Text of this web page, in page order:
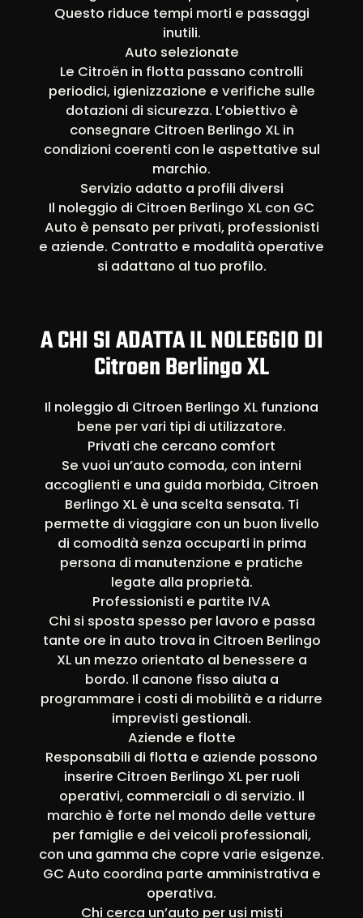
Questo riduce tempi morti e passaggi
inutili.
Auto selezionate
Le Citroën in flotta passano controlli
periodici, igienizzazione e verifiche sulle
dotazioni di sicurezza. L’obiettivo è
consegnare Citroen Berlingo XL in
condizioni coerenti con le aspettative sul
marchio.
Servizio adatto a profili diversi
Il noleggio di Citroen Berlingo XL con GC
Auto è pensato per privati, professionisti
e aziende. Contratto e modalità operative
si adattano al tuo profilo.
A CHI SI ADATTA IL NOLEGGIO DI
Citroen Berlingo XL
Il noleggio di Citroen Berlingo XL funziona
bene per vari tipi di utilizzatore.
Privati che cercano comfort
Se vuoi un’auto comoda, con interni
accoglienti e una guida morbida, Citroen
Berlingo XL è una scelta sensata. Ti
permette di viaggiare con un buon livello
di comodità senza occuparti in prima
persona di manutenzione e pratiche
legate alla proprietà.
Professionisti e partite IVA
Chi si sposta spesso per lavoro e passa
tante ore in auto trova in Citroen Berlingo
XL un mezzo orientato al benessere a
bordo. Il canone fisso aiuta a
programmare i costi di mobilità e a ridurre
imprevisti gestionali.
Aziende e flotte
Responsabili di flotta e aziende possono
inserire Citroen Berlingo XL per ruoli
operativi, commerciali o di servizio. Il
marchio è forte nel mondo delle vetture
per famiglie e dei veicoli professionali,
con una gamma che copre varie esigenze.
GC Auto coordina parte amministrativa e
operativa.
Chi cerca un’auto per usi misti